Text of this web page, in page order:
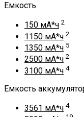
Емкость
150 мА*ч 2
1150 мА*ч 2
1350 мА*ч 5
2500 мА*ч 2
3100 мА*ч 4
Емкость
3561 мА*ч 4